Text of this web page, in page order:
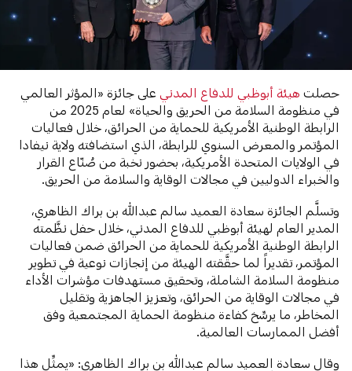
حصلتهيئة أبوظبي للدفاع المدني على جائزة «المؤثر العالمي
في منظومة السلامة من الحريق والحياة» لعام 2025 من
الرابطة الوطنية الأمريكية للحماية من الحرائق، خلال فعاليات
المؤتمر والمعرض السنوي للرابطة، الذي استضافته ولاية نيفادا
في الولايات المتحدة الأمريكية، بحضور نخبة من صُنّاع القرار
والخبراء الدوليين في مجالات الوقاية والسلامة من الحريق.
وتسلَّم الجائزة سعادة العميد سالم عبدالله بن براك الظاهري،
المدير العام لهيئة أبوظبي للدفاع المدني، خلال حفل نظَّمته
الرابطة الوطنية الأمريكية للحماية من الحرائق ضمن فعاليات
المؤتمر، تقديراً لما حقَّقته الهيئة من إنجازات نوعية في تطوير
منظومة السلامة الشاملة، وتحقيق مستهدفات مؤشرات الأداء
في مجالات الوقاية من الحرائق، وتعزيز الجاهزية وتقليل
المخاطر، ما يرسِّخ كفاءة منظومة الحماية المجتمعية وفق
أفضل الممارسات العالمية.
وقال سعادة العميد سالم عبدالله بن براك الظاهري: «يمثِّل هذا